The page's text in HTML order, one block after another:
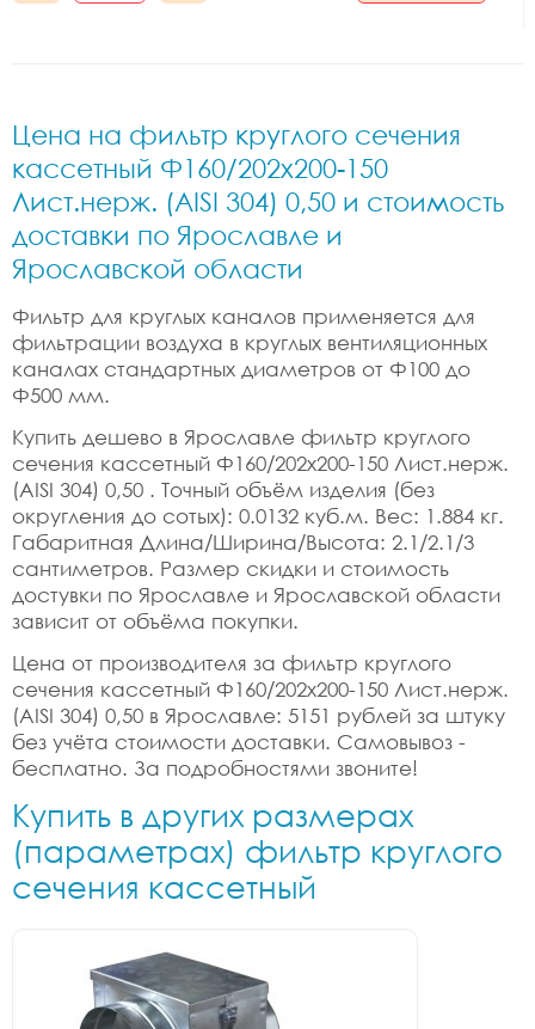
Цена на фильтр круглого сечения
кассетный Ф160/202x200-150
Лист.нерж. (AISI 304) 0,50 и стоимость
доставки по Ярославле и
Ярославской области
Фильтр для круглых каналов применяется для
фильтрации воздуха в круглых вентиляционных
каналах стандартных диаметров от Ф100 до
Ф500 мм.
Купить дешево в Ярославле фильтр круглого
сечения кассетный Ф160/202x200-150 Лист.нерж.
(AISI 304) 0,50 . Точный объём изделия (без
округления до сотых): 0.0132 куб.м. Вес: 1.884 кг.
Габаритная Длина/Ширина/Высота: 2.1/2.1/3
сантиметров. Размер скидки и стоимость
достувки по Ярославле и Ярославской области
зависит от объёма покупки.
Цена от производителя за фильтр круглого
сечения кассетный Ф160/202x200-150 Лист.нерж.
(AISI 304) 0,50 в Ярославле: 5151 рублей за штуку
без учёта стоимости доставки. Самовывоз -
бесплатно. За подробностями звоните!
Купить в других размерах
(параметрах) фильтр круглого
сечения кассетный